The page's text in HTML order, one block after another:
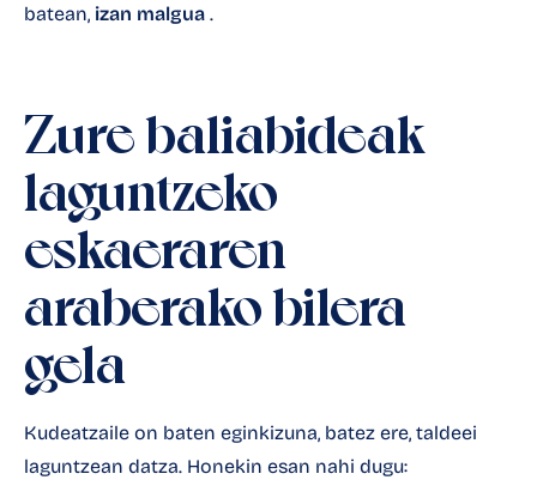
batean, izan malgua .
Zure baliabideak
laguntzeko
eskaeraren
araberako bilera
gela
Kudeatzaile on baten eginkizuna, batez ere, taldeei
laguntzean datza. Honekin esan nahi dugu: